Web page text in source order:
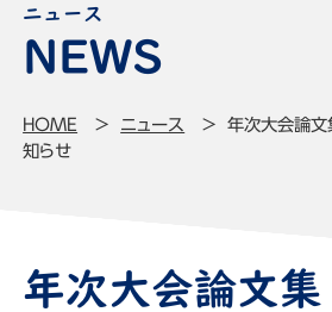
ニュース
HOME ニュース
年次大会論
知らせ
年次大会論文